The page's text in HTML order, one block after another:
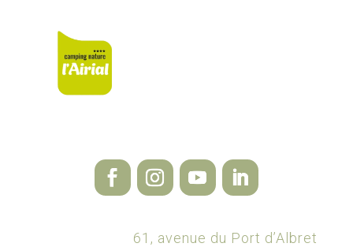
61, avenue du Port d’Albret